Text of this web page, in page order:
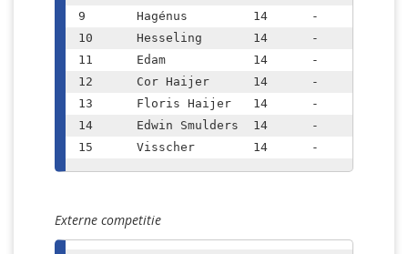
9	Hagénus		14	-	5.0
10	Hesseling	14	-	5.0
11	Edam		14	-	5.0
12	Cor Haijer	14	-	4.5
13	Floris Haijer	14	-	3.5
14	Edwin Smulders	14	-	3.0
Externe competitie